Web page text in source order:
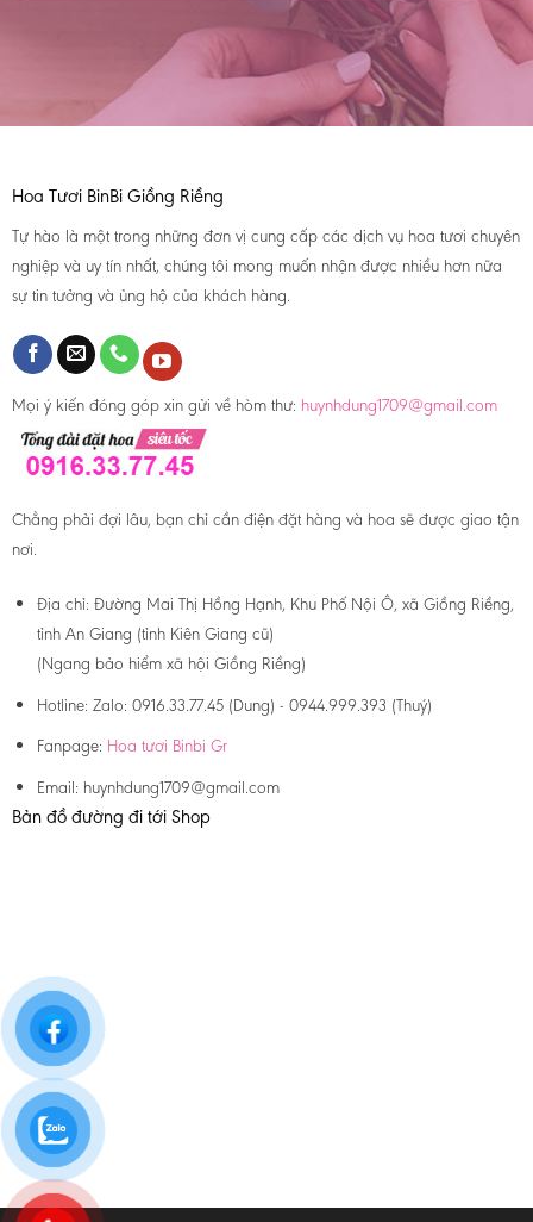
Hoa Tươi BinBi Giồng Riềng
Tự hào là một trong những đơn vị cung cấp các dịch vụ hoa tươi chuyên
nghiệp và uy tín nhất, chúng tôi mong muốn nhận được nhiều hơn nữa
sự tin tưởng và ủng hộ của khách hàng.
Mọi ý kiến đóng góp xin gửi về hòm thư: huynhdung1709@gmail.com
Chẳng phải đợi lâu, bạn chỉ cần điện đặt hàng và hoa sẽ được giao tận
nơi.
Địa chỉ: Đường Mai Thị Hồng Hạnh, Khu Phố Nội Ô, xã Giồng Riềng,
tỉnh An Giang (tỉnh Kiên Giang cũ)
(Ngang bảo hiểm xã hội Giồng Riềng)
Hotline: Zalo: 0916.33.77.45 (Dung) - 0944.999.393 (Thuý)
Fanpage: Hoa tươi Binbi Gr
Email: huynhdung1709@gmail.com
Bản đồ đường đi tới Shop